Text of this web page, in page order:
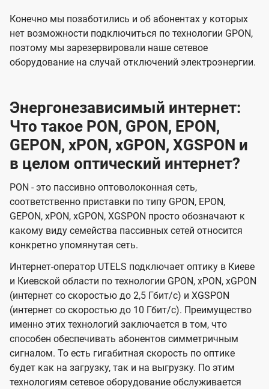
Конечно мы позаботились и об абонентах у которых
нет возможности подключиться по технологии GPON,
поэтому мы зарезервировали наше сетевое
оборудование на случай отключений электроэнергии.
Энергонезависимый интернет:
Что такое PON, GPON, EPON,
GEPON, xPON, xGPON, XGSPON и
в целом оптический интернет?
PON - это пассивно оптоволоконная сеть,
соответственно приставки по типу GPON, EPON,
GEPON, xPON, xGPON, XGSPON просто обозначают к
какому виду семейства пассивных сетей относится
конкретно упомянутая сеть.
Интернет-оператор UTELS подключает оптику в Киеве
и Киевской области по технологии GPON, xPON, xGPON
(интернет со скоростью до 2,5 Гбит/с) и XGSPON
(интернет со скоростью до 10 Гбит/с). Преимущество
именно этих технологий заключается в том, что
способен обеспечивать абонентов симметричным
сигналом. То есть гигабитная скорость по оптике
будет как на загрузку, так и на выгрузку. По этим
технологиям сетевое оборудование обслуживается